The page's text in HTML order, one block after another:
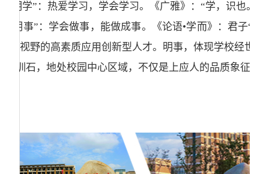
“明学”：热爱学习，学会学习。《广雅》：“学，识也
“明事”：学会做事，能做成事。《论语•学而》：君子
视野的高素质应用创新型人才。明事，体现学校经世致
校训石，地处校园中心区域，不仅是上应人的品质象征